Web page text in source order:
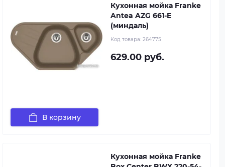
Кухонная мойка Franke
Antea AZG 661-E
(миндаль)
Код товара: 264775
629.00 руб.
В корзину
Кухонная мойка Franke